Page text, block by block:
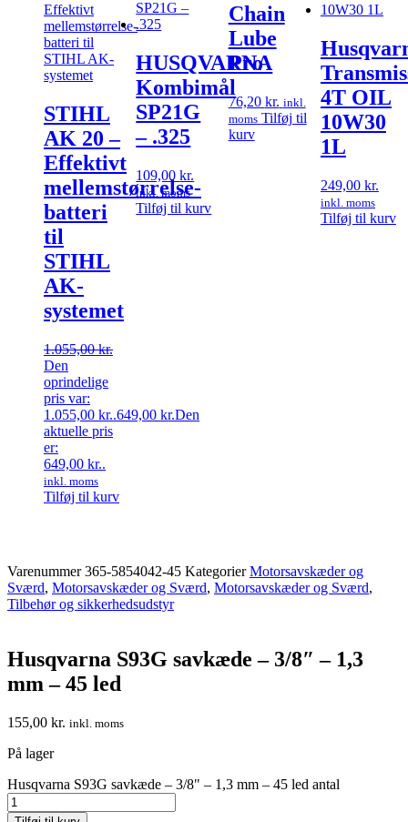
STIHL
AK 20 –
Effektivt
mellemstørrelse-
batteri
til
STIHL
AK-
systemet
1.055,00kr.
Den
oprindelige
pris var:
1.055,00 kr..649,00 kr.Den
aktuelle pris
er:
649,00 kr..
inkl. moms
Tilføj til kurv
HUSQVARNA
Kombimål
SP21G
– .325
109,00kr.
inkl. moms
Tilføj til kurv
Chain
Lube
Pro
76,20 kr. inkl.
moms Tilføj til
kurv
4T OIL
10W30
1L
249,00 kr.
inkl. moms
Tilføj til kurv
Varenummer365-5854042-45 Kategorier Motorsavskæder og
Sværd, Motorsavskæder og Sværd, Motorsavskæder og Sværd,
Tilbehør og sikkerhedsudstyr
Husqvarna S93G savkæde – 3/8″ – 1,3
mm – 45 led
155,00 kr. inkl. moms
På lager
Husqvarna S93G savkæde – 3/8" – 1,3 mm – 45 led antal